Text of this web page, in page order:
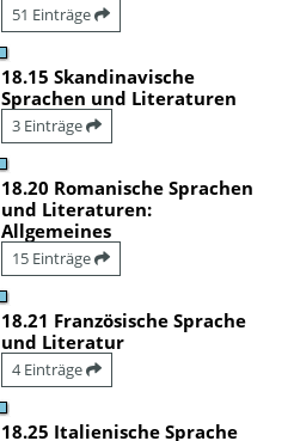
51 Einträge
18.15 Skandinavische
Sprachen und Literaturen
3 Einträge
18.20 Romanische Sprachen
und Literaturen:
Allgemeines
15 Einträge
18.21 Französische Sprache
und Literatur
4 Einträge
18.25 Italienische Sprache